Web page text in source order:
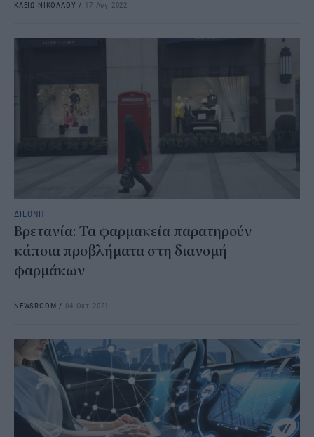
ΚΛΕΙΩ ΝΙΚΟΛΑΟΥ / 17 Αυγ 2022
ΔΙΕΘΝΗ
Βρετανία: Τα φαρμακεία παρατηρούν
κάποια προβλήματα στη διανομή
φαρμάκων
NEWSROOM / 04 Οκτ 2021